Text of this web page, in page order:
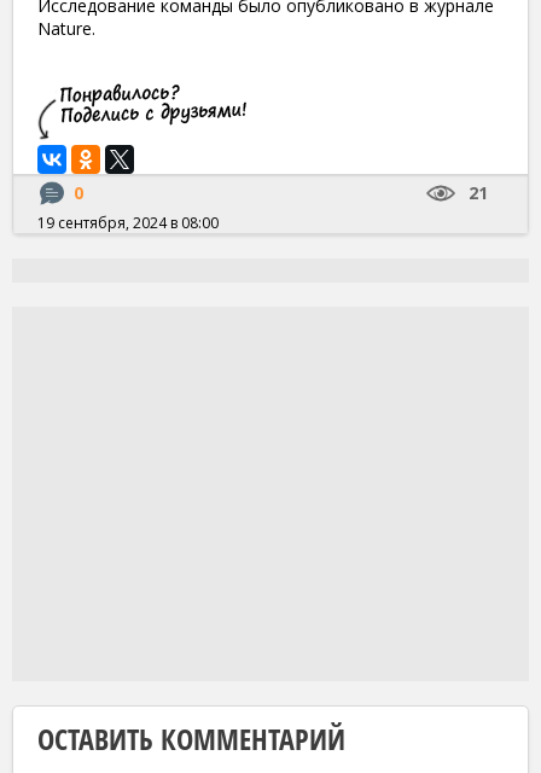
Исследование команды было опубликовано в журнале
Nature.
0 21
19 сентября, 2024 в 08:00
ОСТАВИТЬ КОММЕНТАРИЙ